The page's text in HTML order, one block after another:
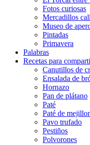
Fotos curiosas
Mercadillos
Museo de
Pintadas
Primavera
Palabras
Recetas para
Canutillos de
Ensalada de
Hornazo
Pan de plátano
Paté
Paté de
Pavo trufado
Pestiños
Polvorones